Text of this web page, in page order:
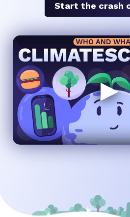
Start the crash